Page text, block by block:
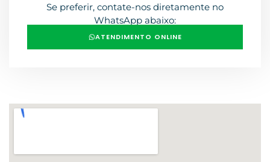
Se preferir, contate-nos diretamente no
WhatsApp abaixo:
ATENDIMENTO ONLINE